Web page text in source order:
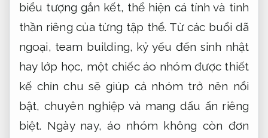
biểu tượng gắn kết, thể hiện cá tính và tinh
thần riêng của từng tập thể. Từ các buổi dã
ngoại, team building, kỷ yếu đến sinh nhật
hay lớp học, một chiếc áo nhóm được thiết
kế chỉn chu sẽ giúp cả nhóm trở nên nổi
bật, chuyên nghiệp và mang dấu ấn riêng
biệt. Ngày nay, áo nhóm không còn đơn